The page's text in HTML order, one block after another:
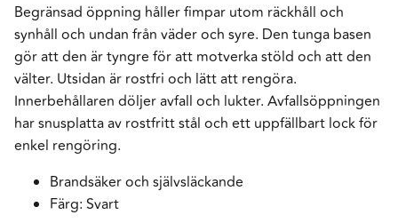
Begränsad öppning håller fimpar utom räckhåll och
synhåll och undan från väder och syre. Den tunga basen
gör att den är tyngre för att motverka stöld och att den
välter. Utsidan är rostfri och lätt att rengöra.
Innerbehållaren döljer avfall och lukter. Avfallsöppningen
har snusplatta av rostfritt stål och ett uppfällbart lock för
enkel rengöring.
Brandsäker och självsläckande
Färg: Svart